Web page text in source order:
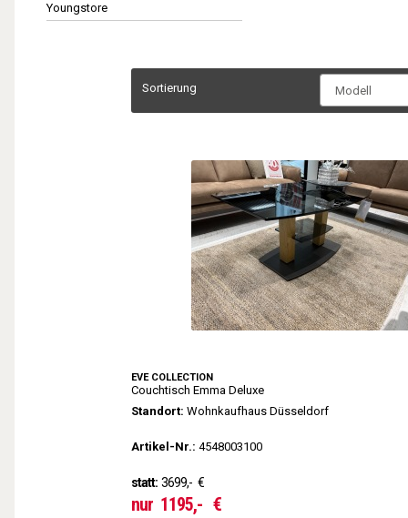
Youngstore
Sortierung
EVE COLLECTION
Couchtisch Emma Deluxe
Standort: Wohnkaufhaus Düsseldorf
Artikel-Nr.: 4548003100
statt: 3699,- €
nur 1195,- €